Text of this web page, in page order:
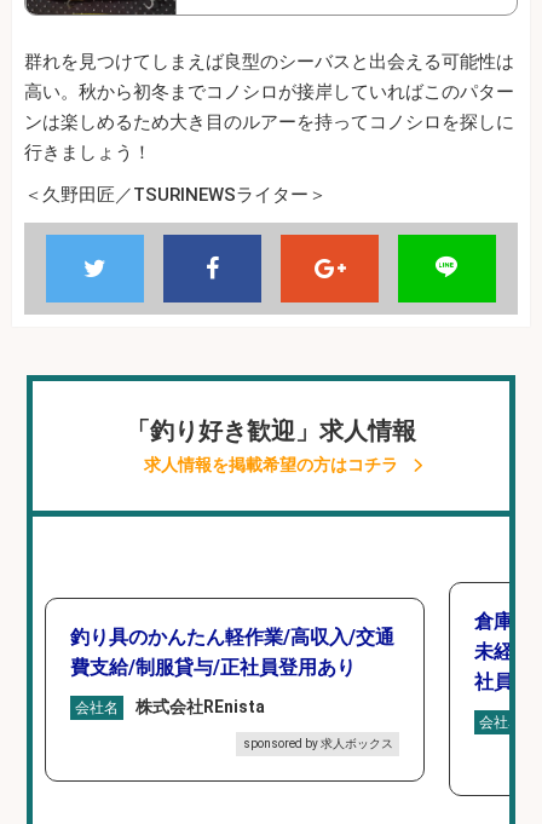
群れを見つけてしまえば良型のシーバスと出会える可能性は
高い。秋から初冬までコノシロが接岸していればこのパター
ンは楽しめるため大き目のルアーを持ってコノシロを探しに
行きましょう！
＜久野田匠／TSURINEWSライター＞
「釣り好き歓迎」求人情報
求人情報を掲載希望の方はコチラ
釣り具のかんたん軽作業/高収入/交通
費支給/制服貸与/正社員登用あり
会社名 株式会社REnista
sponsored by 求人ボックス
倉庫で
未経験
社員登
会社名